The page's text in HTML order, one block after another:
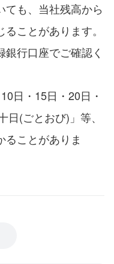
ても、当社残高から
ことがあります。
行口座でご確認く
日・15日・20日・
(ごとおび)」等、
ることがありま